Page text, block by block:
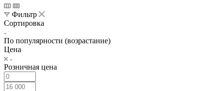
Фильтр
Сортировка
По популярности (возрастание)
Цена
Розничная цена